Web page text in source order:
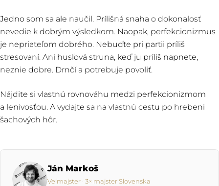
Jedno som sa ale naučil. Prílišná snaha o dokonalosť
nevedie k dobrým výsledkom. Naopak, perfekcionizmus
je nepriateľom dobrého. Nebuďte pri partii príliš
stresovaní. Ani husľová struna, keď ju príliš napnete,
neznie dobre. Drnčí a potrebuje povoliť.
Nájdite si vlastnú rovnováhu medzi perfekcionizmom
a lenivosťou. A vydajte sa na vlastnú cestu po hrebeni
šachových hôr.
Ján Markoš
Veľmajster · 3× majster Slovenska